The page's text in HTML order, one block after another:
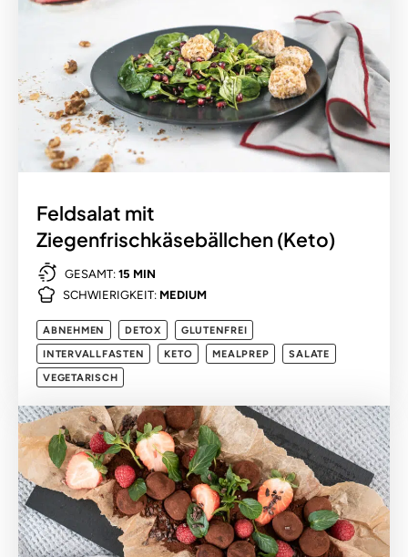
Feldsalat mit
Ziegenfrischkäsebällchen (Keto)
GESAMT: 15 MIN
SCHWIERIGKEIT: MEDIUM
ABNEHMEN DETOX
GLUTENFREI
INTERVALLFASTEN
KETO MEALPREP
SALATE
VEGETARISCH